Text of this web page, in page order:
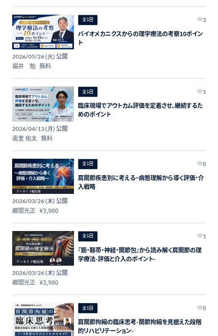
全1回 3
バイオメカニクスからの理学療法の考察10ポイン
ト
2026/05/26 (火) 公開
福井 勉 無料
全1回 1
臨床現場でアウトカム評価を定着させ、継続するた
めのポイント
2026/04/13 (月) 公開
南里 佑太 無料
全1回 0
肩関節疾患別に考える~病態理解から導く評価・介
入戦略
2026/03/26 (木) 公開
郷間光正 ¥3,980
全1回 1
『筋・靱帯・神経・関節包』から読み解く肩関節の理
学療法-評価と介入のポイント-
2026/03/26 (木) 公開
郷間光正 ¥3,980
全1回 0
肩関節拘縮の臨床思考-関節拘縮を見据えた段階
的リハビリテーション-